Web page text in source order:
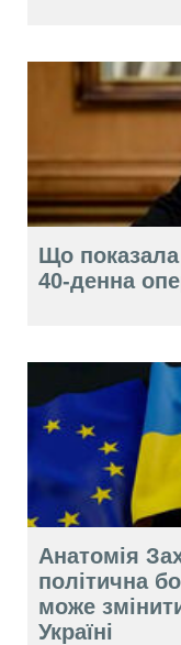
Що
40-денна
Анатомія
політична
може
Україні